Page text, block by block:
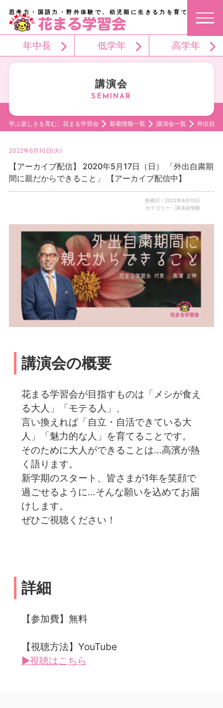
思考力・国語力・野外体験で、幼児期に生きる力を育てる。
年中長 低学年 高学年
講演会
学ぶ楽しさを育む。花まる学習会 新着情報一覧 講演会一覧 外出自粛
2022年6月10日(火)
【アーカイブ配信】 2020年5月17日（日） 「外出自粛期
間に親だからできること」 【アーカイブ配信中】
投稿日：2022年6月10日
カテゴリー：講演会情報
講演会の概要
花まる学習会が目指すものは「メシが食え
る大人」「モテる人」、
言い換えれば「自立・自活できている大
人」「魅力的な人」を育てることです。
そのために大人ができることは…高濱が熱
く語ります。
新学期のスタート、皆さまが1年を笑顔で
過ごせるように…そんな願いを込めてお届
けします。
ぜひご視聴ください！
詳細
【参加費】無料
【視聴方法】YouTube
▶視聴はこちら